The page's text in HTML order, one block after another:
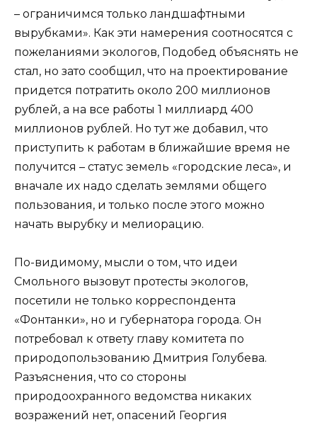
– ограничимся только ландшафтными
вырубками». Как эти намерения соотносятся с
пожеланиями экологов, Подобед объяснять не
стал, но зато сообщил, что на проектирование
придется потратить около 200 миллионов
рублей, а на все работы 1 миллиард 400
миллионов рублей. Но тут же добавил, что
приступить к работам в ближайшие время не
получится – статус земель «городские леса», и
вначале их надо сделать землями общего
пользования, и только после этого можно
начать вырубку и мелиорацию.
По-видимому, мысли о том, что идеи
Смольного вызовут протесты экологов,
посетили не только корреспондента
«Фонтанки», но и губернатора города. Он
потребовал к ответу главу комитета по
природопользованию Дмитрия Голубева.
Разъяснения, что со стороны
природоохранного ведомства никаких
возражений нет, опасений Георгия